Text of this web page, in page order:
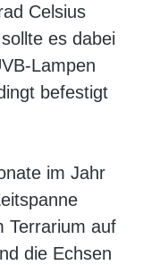
Celsius
es dabei
Lampen
befestigt
im Jahr
Terrarium auf
die Echsen